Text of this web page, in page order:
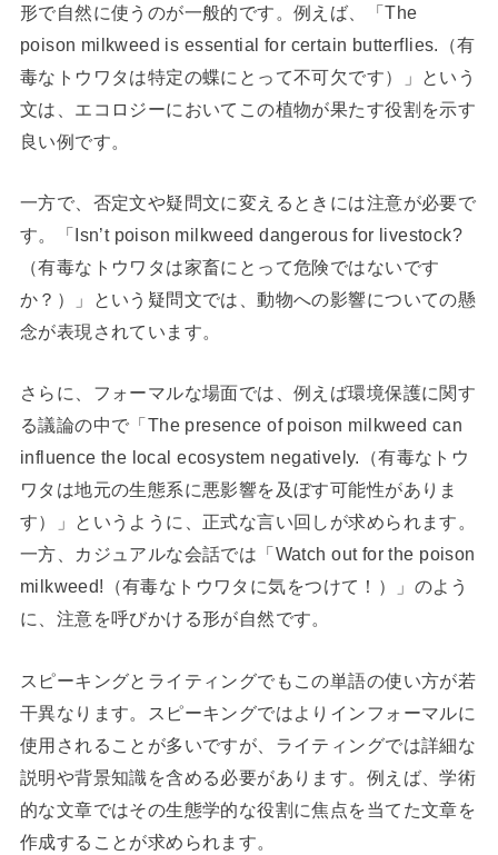
形で自然に使うのが一般的です。例えば、「The
poison milkweed is essential for certain butterflies.（有
毒なトウワタは特定の蝶にとって不可欠です）」という
文は、エコロジーにおいてこの植物が果たす役割を示す
良い例です。
一方で、否定文や疑問文に変えるときには注意が必要で
す。「Isn’t poison milkweed dangerous for livestock?
（有毒なトウワタは家畜にとって危険ではないです
か？）」という疑問文では、動物への影響についての懸
念が表現されています。
さらに、フォーマルな場面では、例えば環境保護に関す
る議論の中で「The presence of poison milkweed can
influence the local ecosystem negatively.（有毒なトウ
ワタは地元の生態系に悪影響を及ぼす可能性がありま
す）」というように、正式な言い回しが求められます。
一方、カジュアルな会話では「Watch out for the poison
milkweed!（有毒なトウワタに気をつけて！）」のよう
に、注意を呼びかける形が自然です。
スピーキングとライティングでもこの単語の使い方が若
干異なります。スピーキングではよりインフォーマルに
使用されることが多いですが、ライティングでは詳細な
説明や背景知識を含める必要があります。例えば、学術
的な文章ではその生態学的な役割に焦点を当てた文章を
作成することが求められます。